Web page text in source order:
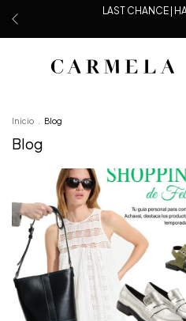
LAST CHANCE |
Inicio Blog
Blog